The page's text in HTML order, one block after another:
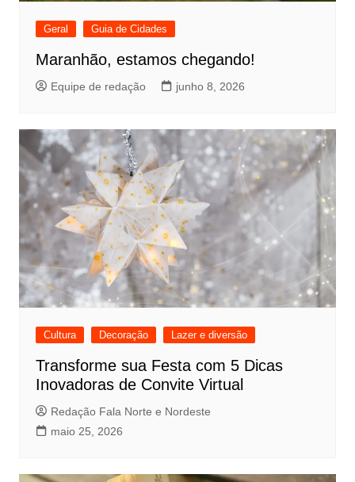
Geral Guia de Cidades
Maranhão, estamos chegando!
Equipe de redação junho 8, 2026
Cultura Decoração Lazer e diversão
Transforme sua Festa com 5 Dicas
Inovadoras de Convite Virtual
Redação Fala Norte e Nordeste
maio 25, 2026